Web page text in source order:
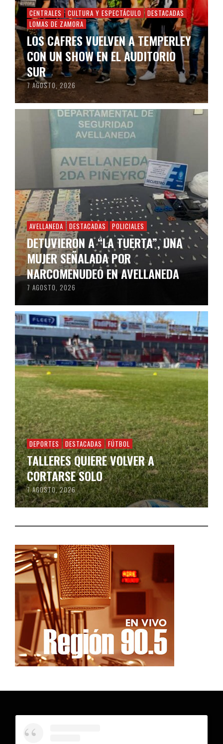
CENTRALES CULTURA Y ESPECTÁCULO
DESTACADAS
LOMAS DE ZAMORA
LOS CAFRES VUELVEN A TEMPERLEY
CON UN SHOW EN EL AUDITORIO
SUR
7 AGOSTO, 2026
AVELLANEDA DESTACADAS POLICIALES
DETUVIERON A “LA TUERTA”, UNA
MUJER SEÑALADA POR
NARCOMENUDEO EN AVELLANEDA
7 AGOSTO, 2026
DEPORTES DESTACADAS FÚTBOL
TALLERES QUIERE VOLVER A
CORTARSE SOLO
7 AGOSTO, 2026